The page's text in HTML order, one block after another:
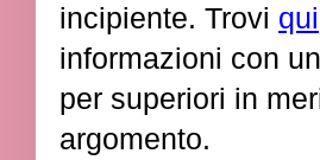
incipiente. Trovi qui
informazioni con
per superiori in
argomento.